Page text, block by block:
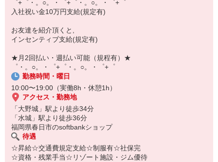
▼人気案件も多数♪
短期・期間限定・オープニング・官公庁案件
上場/優良/大手企業など
【スマホ面接実施中】
￣￣￣￣￣￣￣￣￣
自宅に居ながらスマホでカンタン面接OK！
オンライン面談なのでスピード対応。
゜+゜・。○。・゜+゜・。○。・゜+゜
入社祝い金10万円支給(規定有)
お友達を紹介頂くと,
インセンティブ支給(規定有)
★月2回払い・週払い可能（規程有）★
゜・。○。・゜+゜・。○。・゜+゜
勤務時間・曜日
10:00〜19:00（実働8h・休憩1h）
アクセス・勤務地
「大野城」駅より徒歩34分
「水城」駅より徒歩36分
福岡県春日市のsoftbankショップ
待遇
☆昇給☆交通費規定支給☆制服有☆社保完
☆資格・残業手当☆リゾート施設・ジム優待